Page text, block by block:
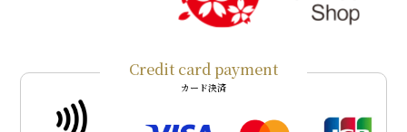
Credit card payment
カード決済